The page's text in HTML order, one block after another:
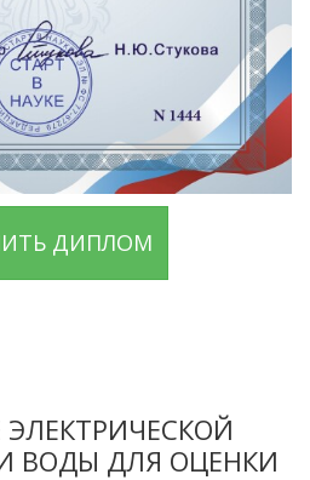
ДИПЛОМ
ВОДЫ ДЛЯ ОЦЕНКИ